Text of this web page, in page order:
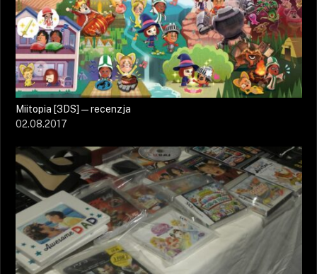
Miitopia [3DS] — recenzja
02.08.2017